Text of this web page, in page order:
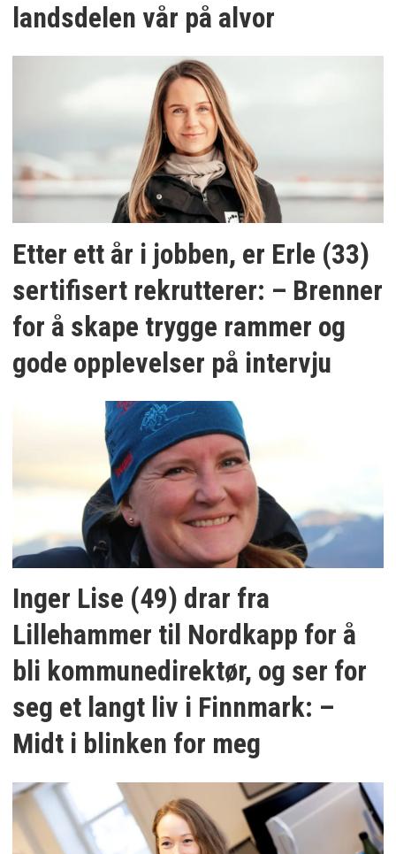
landsdelen vår på alvor
Etter ett år i jobben, er Erle (33)
sertifisert rekrutterer: – Brenner
for å skape trygge rammer og
gode opplevelser på intervju
Inger Lise (49) drar fra
Lillehammer til Nordkapp for å
bli kommunedirektør, og ser for
seg et langt liv i Finnmark: –
Midt i blinken for meg